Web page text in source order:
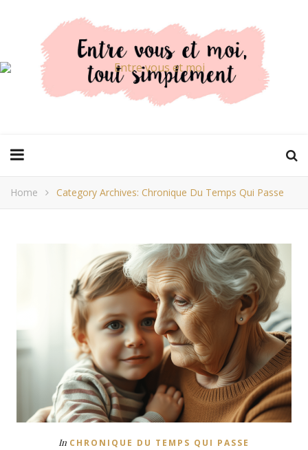
Home Category Archives: Chronique Du Temps Qui Passe
In CHRONIQUE DU TEMPS QUI PASSE